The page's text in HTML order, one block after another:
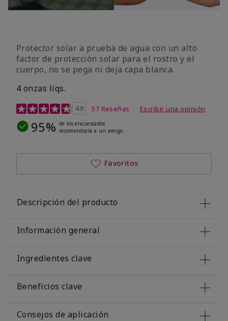
Protector solar a prueba de agua con un alto
factor de protección solar para el rostro y el
cuerpo, no se pega ni deja capa blanca.
4 onzas líqs.
Calificación de clientes de 4,2 de 5
4.8 57 Reseñas Escribir una opinión
95% de los encuestados
recomendaría a un amigo.
Favoritos
Descripción del producto
Información general
Ingredientes clave
Beneficios clave
Consejos de aplicación